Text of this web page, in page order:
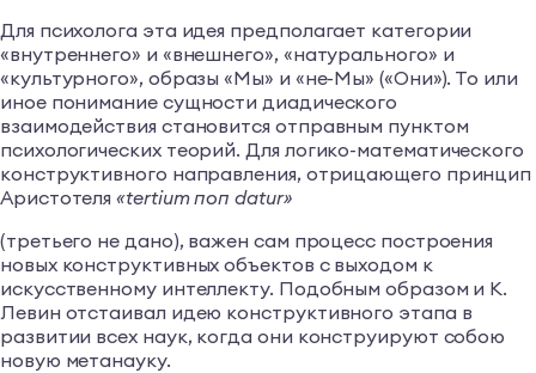
Для психолога эта идея предполагает категории
«внутреннего» и «внешнего», «натурального» и
«культурного», образы «Мы» и «не-Мы» («Они»). То или
иное понимание сущности диадического
взаимодействия становится отправным пунктом
психологических теорий. Для логико-математического
конструктивного направления, отрицающего принцип
Аристотеля«tertium поп datur»
(третьего не дано), важен сам процесс построения
новых конструктивных объектов с выходом к
искусственному интеллекту. Подобным образом и К.
Левин отстаивал идею конструктивного этапа в
развитии всех наук, когда они конструируют собою
новую метанауку.